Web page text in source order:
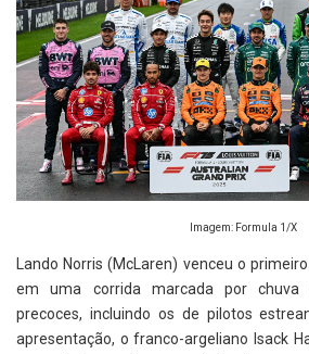
Imagem: Formula 1/X
Lando Norris (McLaren) venceu o
em uma corrida marcada por chuva
precoces, incluindo os de pilotos
apresentação, o franco-argeliano Isack